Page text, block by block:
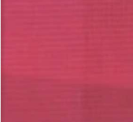
甘肃“白银连环杀人
| 作者 央
大审判法庭公开宣判
本栏